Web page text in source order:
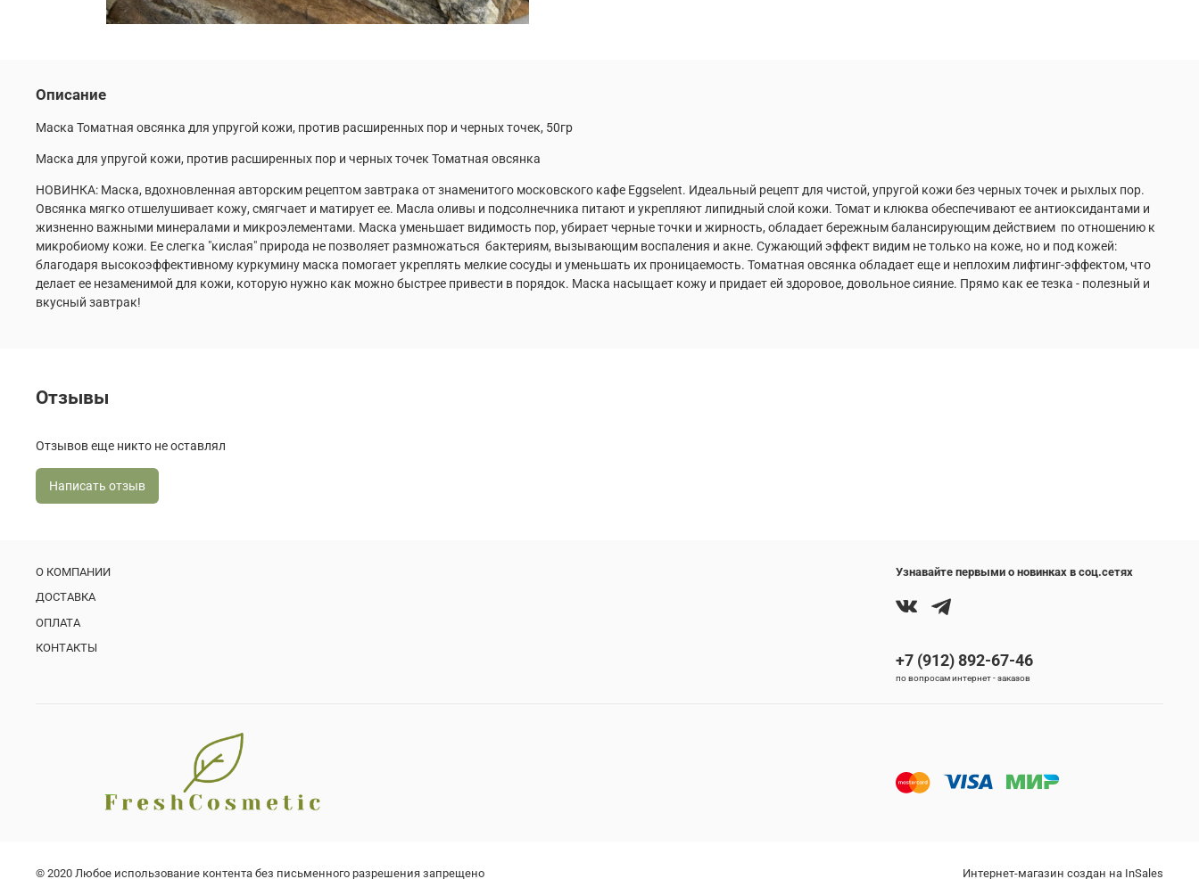
Описание
Маска Томатная овсянка для упругой кожи, против расширенных пор и черных точек, 50гр
Маска для упругой кожи, против расширенных пор и черных точек Томатная овсянка
НОВИНКА: Маска, вдохновленная авторским рецептом завтрака от знаменитого московского кафе Eggselent. Идеальный рецепт для чистой, упругой кожи без черных точек и рыхлых пор.
Овсянка мягко отшелушивает кожу, смягчает и матирует ее. Масла оливы и подсолнечника питают и укрепляют липидный слой кожи. Томат и клюква обеспечивают ее антиоксидантами и
жизненно важными минералами и микроэлементами. Маска уменьшает видимость пор, убирает черные точки и жирность, обладает бережным балансирующим действием по отношению к
микробиому кожи. Ее слегка "кислая" природа не позволяет размножаться бактериям, вызывающим воспаления и акне. Сужающий эффект видим не только на коже, но и под кожей:
благодаря высокоэффективному куркумину маска помогает укреплять мелкие сосуды и уменьшать их проницаемость. Томатная овсянка обладает еще и неплохим лифтинг-эффектом, что
делает ее незаменимой для кожи, которую нужно как можно быстрее привести в порядок. Маска насыщает кожу и придает ей здоровое, довольное сияние. Прямо как ее тезка - полезный и
вкусный завтрак!
Отзывы
Отзывов еще никто не оставлял
Написать отзыв
О КОМПАНИИ
ДОСТАВКА
ОПЛАТА
КОНТАКТЫ
Узнавайте первыми о новинках в соц.сетях
+7 (912) 892-67-46
по вопросам интернет - заказов
© 2020 Любое использование контента без письменного разрешения запрещено Интернет-магазин создан на InSales